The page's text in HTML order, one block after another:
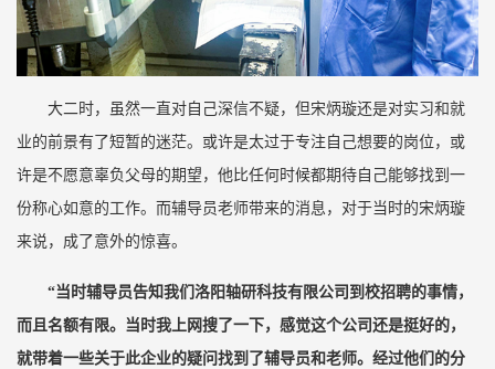
大二时，虽然一直对自己深信不疑，但宋炳璇还是对实习和就
业的前景有了短暂的迷茫。或许是太过于专注自己想要的岗位，或
许是不愿意辜负父母的期望，他比任何时候都期待自己能够找到一
份称心如意的工作。而辅导员老师带来的消息，对于当时的宋炳璇
来说，成了意外的惊喜。
“当时辅导员告知我们洛阳轴研科技有限公司到校招聘的事情，
而且名额有限。当时我上网搜了一下，感觉这个公司还是挺好的，
就带着一些关于此企业的疑问找到了辅导员和老师。经过他们的分